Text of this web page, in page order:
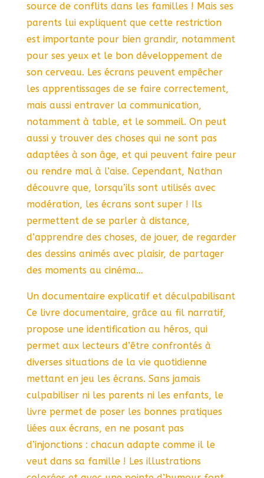
source de conflits dans les familles ! Mais ses
parents lui expliquent que cette restriction
est importante pour bien grandir, notamment
pour ses yeux et le bon développement de
son cerveau. Les écrans peuvent empêcher
les apprentissages de se faire correctement,
mais aussi entraver la communication,
notamment à table, et le sommeil. On peut
aussi y trouver des choses qui ne sont pas
adaptées à son âge, et qui peuvent faire peur
ou rendre mal à l’aise. Cependant, Nathan
découvre que, lorsqu’ils sont utilisés avec
modération, les écrans sont super ! Ils
permettent de se parler à distance,
d’apprendre des choses, de jouer, de regarder
des dessins animés avec plaisir, de partager
des moments au cinéma…
Un documentaire explicatif et déculpabilisant
Ce livre documentaire, grâce au fil narratif,
propose une identification au héros, qui
permet aux lecteurs d’être confrontés à
diverses situations de la vie quotidienne
mettant en jeu les écrans. Sans jamais
culpabiliser ni les parents ni les enfants, le
livre permet de poser les bonnes pratiques
liées aux écrans, en ne posant pas
d’injonctions : chacun adapte comme il le
veut dans sa famille ! Les illustrations